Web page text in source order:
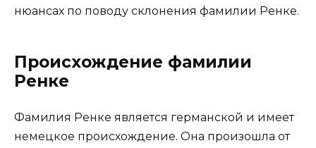
нюансах по поводу склонения фамилии Ренке.
Происхождение фамилии
Ренке
Фамилия Ренке является германской и имеет
немецкое происхождение. Она произошла от